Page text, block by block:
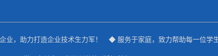
，助力打造企业技术生力军！ ◆ 服务于家庭，致力帮助每一位学生